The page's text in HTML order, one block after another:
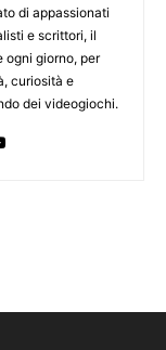
di appassionati
e scrittori, il
ogni giorno, per
curiosità e
dei videogiochi.